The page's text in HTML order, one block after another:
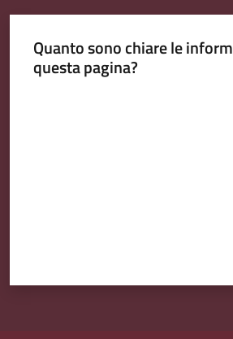
Tutti
Quanto sono chiare le
questa pagina?